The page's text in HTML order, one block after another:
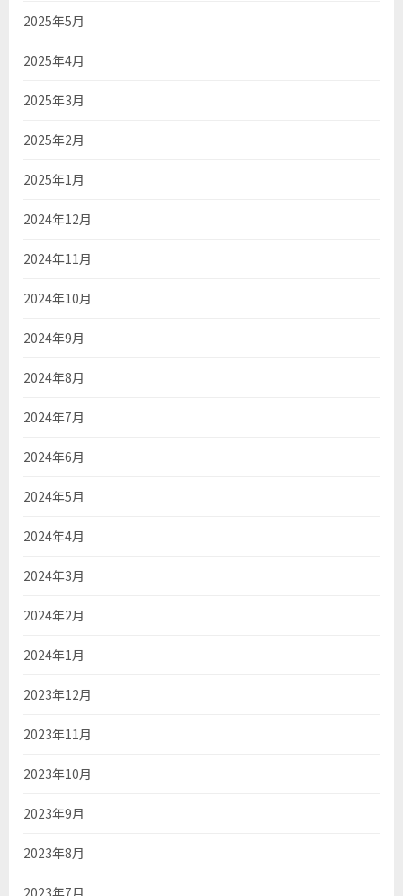
2025年5月
2025年4月
2025年3月
2025年2月
2025年1月
2024年12月
2024年11月
2024年10月
2024年9月
2024年8月
2024年7月
2024年6月
2024年5月
2024年4月
2024年3月
2024年2月
2024年1月
2023年12月
2023年11月
2023年10月
2023年9月
2023年8月
2023年7月